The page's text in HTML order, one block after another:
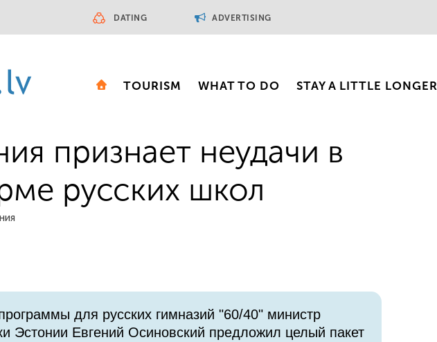
DATING ADVERTISING
TOURISM WHAT TO DO STAY A LITTLE LONGER
признает неудачи в
русских школ
для русских гимназий "60/40" министр
Эстонии Евгений Осиновский предложил целый пакет